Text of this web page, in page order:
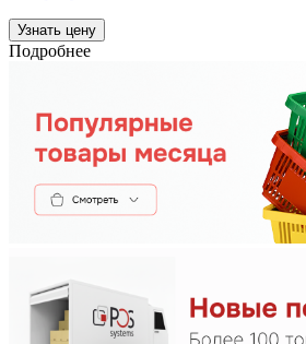
Узнать цену
Подробнее